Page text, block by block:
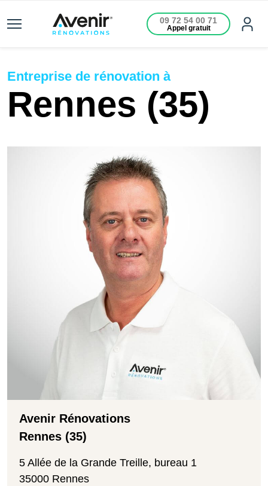
09 72 54 00 71
Appel gratuit
Entreprise de rénovation à
Rennes (35)
Avenir Rénovations
Rennes (35)
5 Allée de la Grande Treille, bureau 1
35000 Rennes